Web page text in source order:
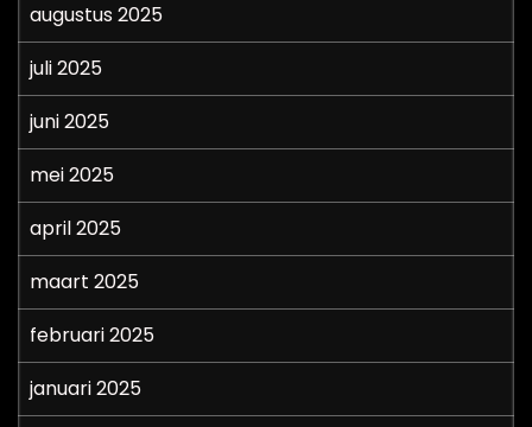
augustus 2025
juli 2025
juni 2025
mei 2025
april 2025
maart 2025
februari 2025
januari 2025